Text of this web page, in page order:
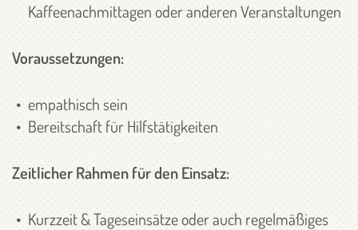
Kaffeenachmittagen oder anderen Veranstaltungen
Voraussetzungen:
empathisch sein
Bereitschaft für Hilfstätigkeiten
Zeitlicher Rahmen für den Einsatz:
Kurzzeit & Tageseinsätze oder auch regelmäßiges